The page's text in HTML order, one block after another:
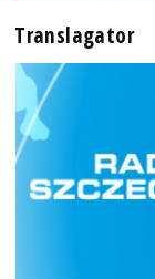
Translagator